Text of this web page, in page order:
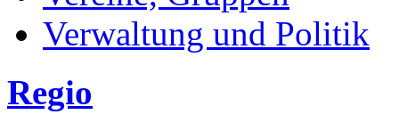
Verwaltung und Politik
Regio